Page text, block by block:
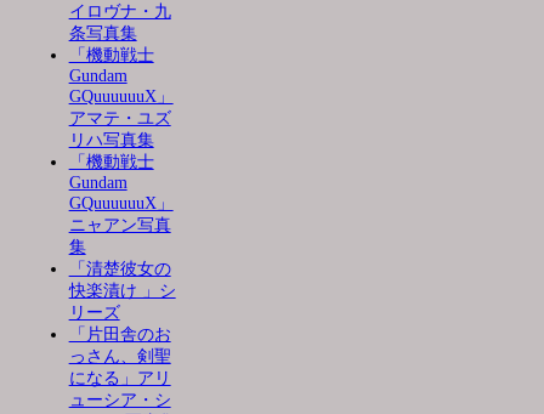
イロヴナ・九
条写真集
「機動戦士
Gundam
GQuuuuuuX」
アマテ・ユズ
リハ写真集
「機動戦士
Gundam
GQuuuuuuX」
ニャアン写真
集
「清楚彼女の
快楽漬け 」シ
リーズ
「片田舎のお
っさん、剣聖
になる」アリ
ューシア・シ